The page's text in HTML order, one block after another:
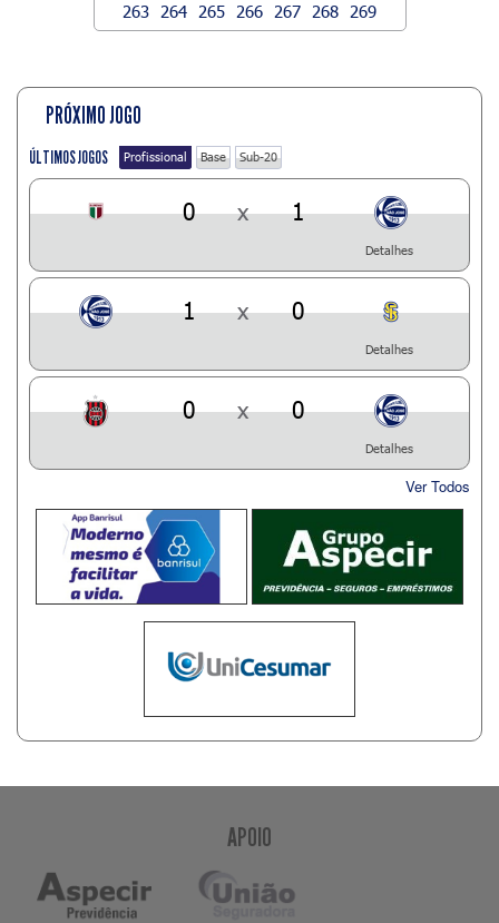
263
264 265 266 267 268 269
PRÓXIMO JOGO
ÚLTIMOS JOGOS Profissional Base Sub-20
0 x 1
Detalhes
1 x 0
Detalhes
0 x 0
Detalhes
Ver Todos
APOIO